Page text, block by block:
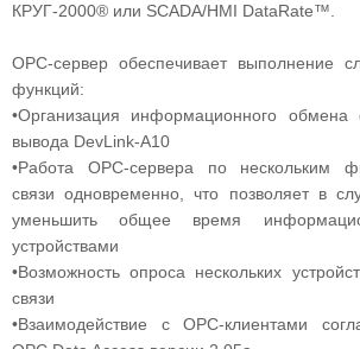
КРУГ-2000® или SCADA/HMI DataRate™.
OPC-сервер обеспечивает выполнение
функций:
•Организация информационного
вывода DevLink-A10
•Работа OPC-сервера по нескольким
связи одновременно, что позволяет в
уменьшить общее время
устройствами
•Возможность опроса нескольких
связи
•Взаимодействие с OPC-клиентами